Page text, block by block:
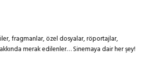
fragmanlar, özel dosyalar, röportajlar,
merak edilenler… Sinemaya dair her şey!